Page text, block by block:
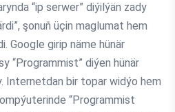
“ip serwer” diýilýän zady
şonuň üçin maglumat hem
Google girip näme hünär
“Programmist” diýen hünär
Internetdan bir topar widýo hem
“Programmist